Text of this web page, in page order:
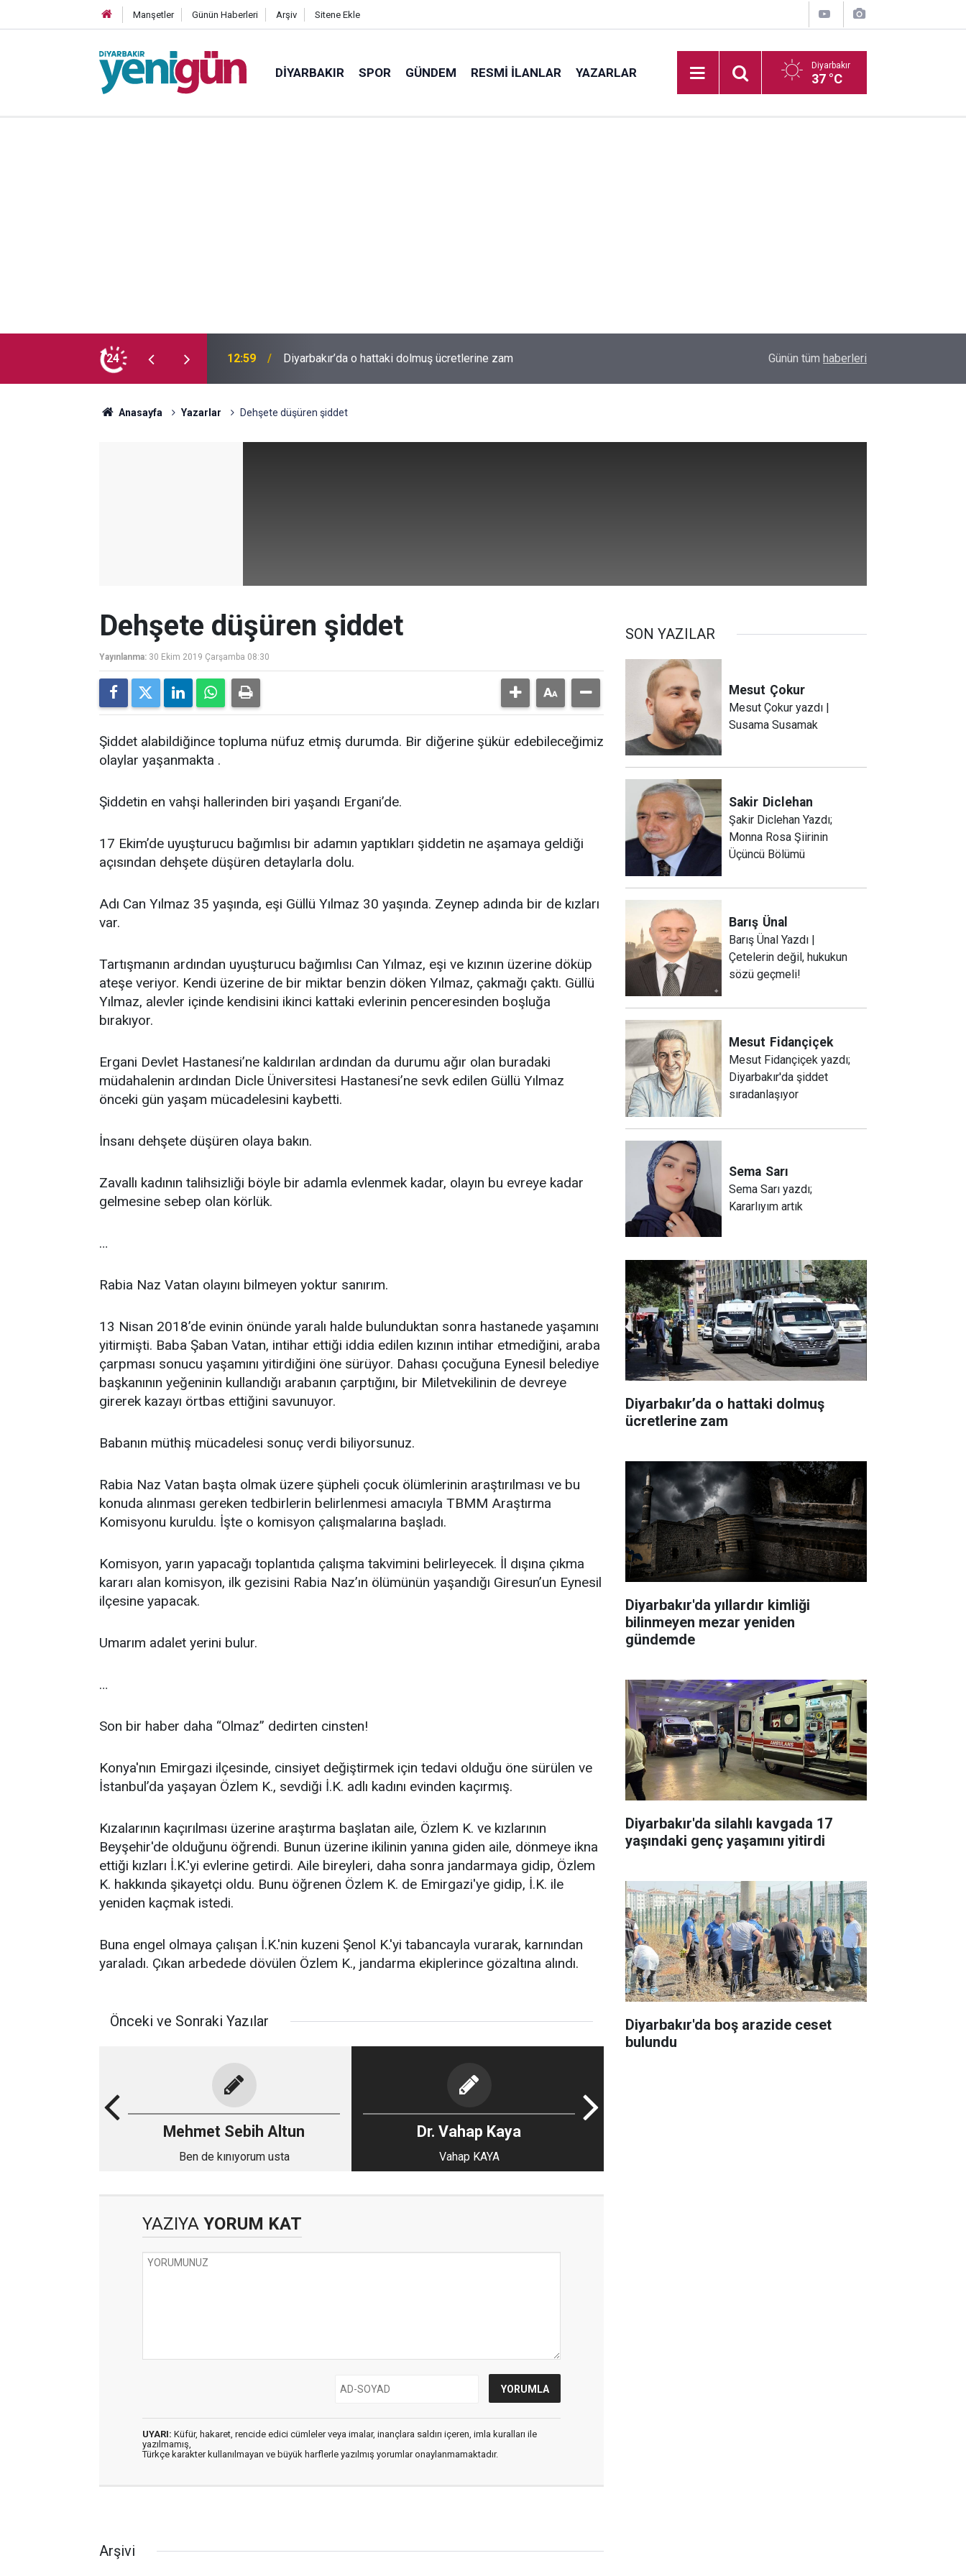
Manşetler Günün Haberleri Arşiv Sitene Ekle
DIYARBAKIR SPOR GÜNDEM RESMI İLANLAR YAZARLAR Diyarbakır
37 °C
24 11:58 Diyarbakır'da yıllardır kimliği bilinmeyen mezar yeniden gündemde Diyarbakır’da inek az sahibine saldırdı
Günün tüm haberleri
Anasayfa Yazarlar Dehşete düşüren şiddet
Dehşete düşüren şiddet
Yayınlanma: 30 Ekim 2019 Çarşamba 08:30
Şiddet alabildiğince topluma nüfuz etmiş durumda. Bir diğerine şükür edebileceğimiz
olaylar yaşanmakta .
Şiddetin en vahşi hallerinden biri yaşandı Ergani’de.
17 Ekim’de uyuşturucu bağımlısı bir adamın yaptıkları şiddetin ne aşamaya geldiği
açısından dehşete düşüren detaylarla dolu.
Adı Can Yılmaz 35 yaşında, eşi Güllü Yılmaz 30 yaşında. Zeynep adında bir de kızları
var.
Tartışmanın ardından uyuşturucu bağımlısı Can Yılmaz, eşi ve kızının üzerine döküp
ateşe veriyor. Kendi üzerine de bir miktar benzin döken Yılmaz, çakmağı çaktı. Güllü
Yılmaz, alevler içinde kendisini ikinci kattaki evlerinin penceresinden boşluğa
bırakıyor.
Ergani Devlet Hastanesi’ne kaldırılan ardından da durumu ağır olan buradaki
müdahalenin ardından Dicle Üniversitesi Hastanesi’ne sevk edilen Güllü Yılmaz
önceki gün yaşam mücadelesini kaybetti.
İnsanı dehşete düşüren olaya bakın.
Zavallı kadının talihsizliği böyle bir adamla evlenmek kadar, olayın bu evreye kadar
gelmesine sebep olan körlük.
…
Rabia Naz Vatan olayını bilmeyen yoktur sanırım.
13 Nisan 2018’de evinin önünde yaralı halde bulunduktan sonra hastanede yaşamını
yitirmişti. Baba Şaban Vatan, intihar ettiği iddia edilen kızının intihar etmediğini, araba
çarpması sonucu yaşamını yitirdiğini öne sürüyor. Dahası çocuğuna Eynesil belediye
başkanının yeğeninin kullandığı arabanın çarptığını, bir Miletvekilinin de devreye
girerek kazayı örtbas ettiğini savunuyor.
Babanın müthiş mücadelesi sonuç verdi biliyorsunuz.
Rabia Naz Vatan başta olmak üzere şüpheli çocuk ölümlerinin araştırılması ve bu
konuda alınması gereken tedbirlerin belirlenmesi amacıyla TBMM Araştırma
Komisyonu kuruldu. İşte o komisyon çalışmalarına başladı.
Komisyon, yarın yapacağı toplantıda çalışma takvimini belirleyecek. İl dışına çıkma
kararı alan komisyon, ilk gezisini Rabia Naz’ın ölümünün yaşandığı Giresun’un Eynesil
ilçesine yapacak.
Umarım adalet yerini bulur.
…
Son bir haber daha “Olmaz” dedirten cinsten!
Konya'nın Emirgazi ilçesinde, cinsiyet değiştirmek için tedavi olduğu öne sürülen ve
İstanbul’da yaşayan Özlem K., sevdiği İ.K. adlı kadını evinden kaçırmış.
Kızalarının kaçırılması üzerine araştırma başlatan aile, Özlem K. ve kızlarının
Beyşehir'de olduğunu öğrendi. Bunun üzerine ikilinin yanına giden aile, dönmeye ikna
ettiği kızları İ.K.'yi evlerine getirdi. Aile bireyleri, daha sonra jandarmaya gidip, Özlem
K. hakkında şikayetçi oldu. Bunu öğrenen Özlem K. de Emirgazi'ye gidip, İ.K. ile
yeniden kaçmak istedi.
Buna engel olmaya çalışan İ.K.'nin kuzeni Şenol K.'yi tabancayla vurarak, karnından
yaraladı. Çıkan arbedede dövülen Özlem K., jandarma ekiplerince gözaltına alındı.
Önceki ve Sonraki Yazılar
Mehmet Sebih Altun
Ben de kınıyorum usta
Dr. Vahap Kaya
Vahap KAYA
YAZIYA YORUM KAT
UYARI: Küfür, hakaret, rencide edici cümleler veya imalar, inançlara saldırı içeren, imla kuralları ile
yazılmamış,
Türkçe karakter kullanılmayan ve büyük harflerle yazılmış yorumlar onaylanmamaktadır.
Arşivi
SON YAZILAR
Mesut Çokur
Mesut Çokur yazdı |
Susama Susamak
Sakir Diclehan
Şakir Diclehan Yazdı;
Monna Rosa Şiirinin
Üçüncü Bölümü
Barış Ünal
Barış Ünal Yazdı |
Çetelerin değil, hukukun
sözü geçmeli!
Mesut Fidançiçek
Mesut Fidançiçek yazdı;
Diyarbakır'da şiddet
sıradanlaşıyor
Sema Sarı
Sema Sarı yazdı;
Kararlıyım artık
Diyarbakır’da o hattaki dolmuş
ücretlerine zam
Diyarbakır'da yıllardır kimliği
bilinmeyen mezar yeniden
gündemde
Diyarbakır'da silahlı kavgada 17
yaşındaki genç yaşamını yitirdi
Diyarbakır'da boş arazide ceset
bulundu